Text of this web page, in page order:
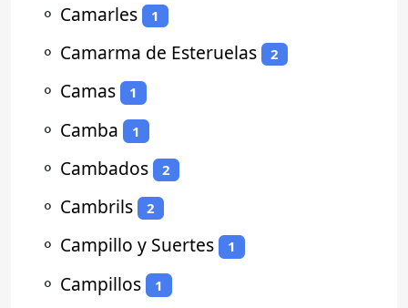
⚬ Camarles 1
⚬ Camarma de Esteruelas 2
⚬ Camas 1
⚬ Camba 1
⚬ Cambados 2
⚬ Cambrils 2
⚬ Campillo y Suertes 1
⚬ Campillos 1